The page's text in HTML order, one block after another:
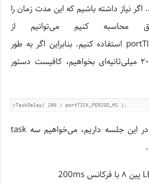
اگر نیاز داشته باشیم که این مدت زمان را
محاسبه کنیم می‌توانیم از
portTICK_PERIOD_MS استفاده کنیم. بنابراین اگر به طور
مثال یک تاخیر ۲۰۰ میلی‌ثانیه‌ای بخواهیم، کافیست دستور
vTaskDelay( 200 / portTICK_PERIOD_MS );
در پروژه‌ای که ما در این جلسه داریم، می‌خواهیم سه task‌